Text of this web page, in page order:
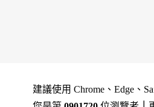
建議使用 Chrome、Edge、